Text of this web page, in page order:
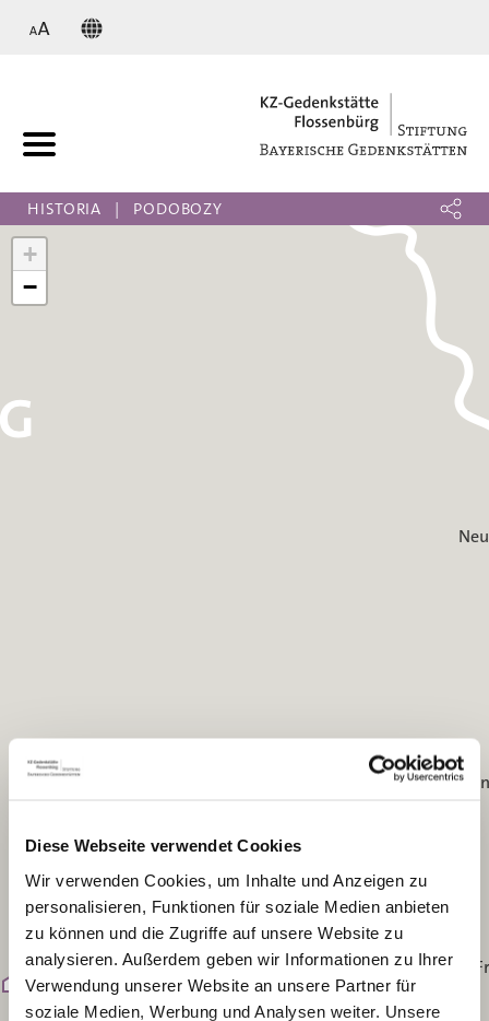
Diese Webseite verwendet Cookies
Wir verwenden Cookies, um Inhalte und Anzeigen zu
personalisieren, Funktionen für soziale Medien anbieten
zu können und die Zugriffe auf unsere Website zu
analysieren. Außerdem geben wir Informationen zu Ihrer
Verwendung unserer Website an unsere Partner für
soziale Medien, Werbung und Analysen weiter. Unsere
HISTORIA PODOBOZY
Nossen
Mittweida
+
−